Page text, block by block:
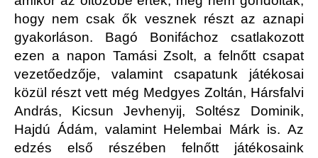
hogy nem csak ők vesznek részt az aznapi
gyakorláson. Bagó Bonifáchoz csatlakozott
ezen a napon Tamási Zsolt, a felnőtt csapat
vezetőedzője, valamint csapatunk játékosai
közül részt vett még Medgyes Zoltán, Hársfalvi
András, Kicsun Jevhenyij, Soltész Dominik,
Hajdú Ádám, valamint Helembai Márk is. Az
edzés első részében felnőtt játékosaink